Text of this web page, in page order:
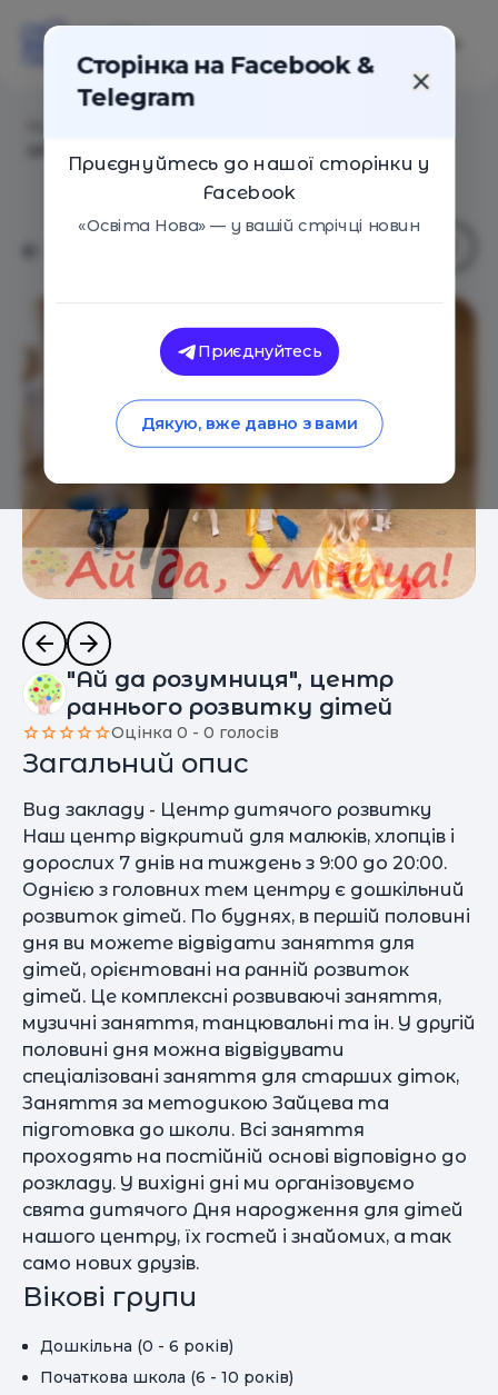
"Ай да розумниця", центр
раннього розвитку дітей
Оцінка 0 - 0 голосів
Загальний опис
Вид закладу - Центр дитячого розвитку
Наш центр відкритий для малюків, хлопців і
дорослих 7 днів на тиждень з 9:00 до 20:00.
Однією з головних тем центру є дошкільний
розвиток дітей. По буднях, в першій половині
дня ви можете відвідати заняття для
дітей, орієнтовані на ранній розвиток
дітей. Це комплексні розвиваючі заняття,
музичні заняття, танцювальні та ін. У другій
половині дня можна відвідувати
спеціалізовані заняття для старших діток,
Заняття за методикою Зайцева та
підготовка до школи. Всі заняття
проходять на постійній основі відповідно до
розкладу. У вихідні дні ми організовуємо
свята дитячого Дня народження для дітей
нашого центру, їх гостей і знайомих, а так
само нових друзів.
Вікові групи
Дошкільна (0 - 6 років)
Початкова школа (6 - 10 років)
Сторінка на Facebook &
Telegram
Приєднуйтесь до нашої сторінки у
Facebook
«Освіта Нова» — у вашій стрічці новин
Приєднуйтесь
Дякую, вже давно з вами